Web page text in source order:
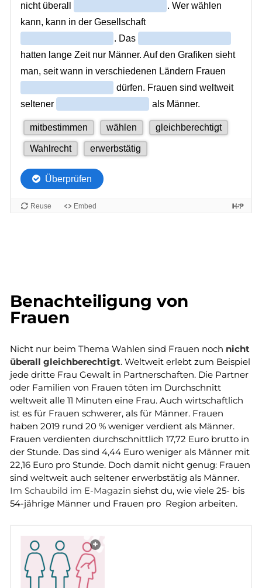
Benachteiligung von
Frauen
Nicht nur beim Thema Wahlen sind Frauen noch nicht
überall gleichberechtigt. Weltweit erlebt zum Beispiel
jede dritte Frau Gewalt in Partnerschaften. Die Partner
oder Familien von Frauen töten im Durchschnitt
weltweit alle 11 Minuten eine Frau. Auch wirtschaftlich
ist es für Frauen schwerer, als für Männer. Frauen
haben 2019 rund 20 % weniger verdient als Männer.
Frauen verdienten durchschnittlich 17,72 Euro brutto in
der Stunde. Das sind 4,44 Euro weniger als Männer mit
22,16 Euro pro Stunde. Doch damit nicht genug: Frauen
sind weltweit auch seltener erwerbstätig als Männer.
Im Schaubild im E-Magazin siehst du, wie viele 25- bis
54-jährige Männer und Frauen pro Region arbeiten.